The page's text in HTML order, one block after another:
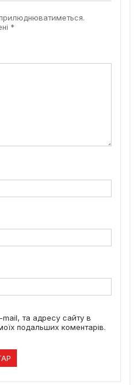
*
та адресу сайту в
подальших коментарів.